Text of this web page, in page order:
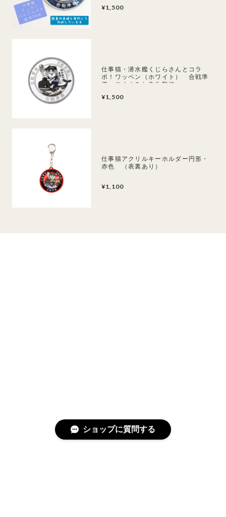
¥1,500
仕事猫・潜水艦くじらさんとコラ
ボ！ワッペン（ホワイト） 合戦準
備 ※くまみね先生監修
¥1,500
仕事猫アクリルキーホルダー円形・
赤色 （表裏あり）
¥1,100
ショップに質問する